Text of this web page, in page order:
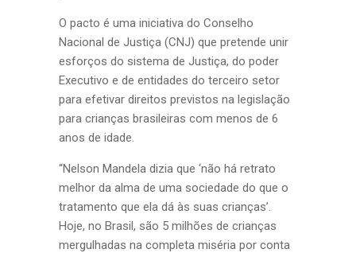
O pacto é uma iniciativa do Conselho
Nacional de Justiça (CNJ) que pretende unir
esforços do sistema de Justiça, do poder
Executivo e de entidades do terceiro setor
para efetivar direitos previstos na legislação
para crianças brasileiras com menos de 6
anos de idade.
“Nelson Mandela dizia que ‘não há retrato
melhor da alma de uma sociedade do que o
tratamento que ela dá às suas crianças’.
Hoje, no Brasil, são 5 milhões de crianças
mergulhadas na completa miséria por conta